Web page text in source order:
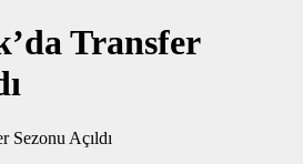
Transfer